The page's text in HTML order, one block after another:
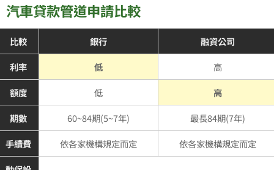
汽車貸款管道申請比較
比較 銀行
融資公司
利率
低
高
額度
低
高
期數
60~84期(5~7年)
最長84期(7年)
手續費
依各家機構規定而定
依各家機構規定而定